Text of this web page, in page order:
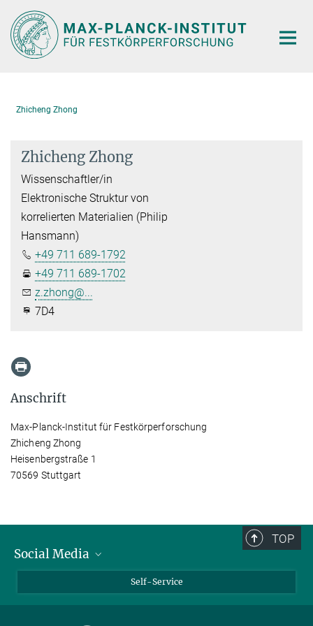
Hauptinhalt
Zhicheng Zhong
Zhicheng Zhong
Wissenschaftler/in
Elektronische Struktur von
korrelierten Materialien (Philip
Hansmann)
+49 711 689-1792
+49 711 689-1702
z.zhong@...
7D4
Anschrift
Max-Planck-Institut für Festkörperforschung
Zhicheng Zhong
Heisenbergstraße 1
70569 Stuttgart
TOP
Social Media
Self-Service